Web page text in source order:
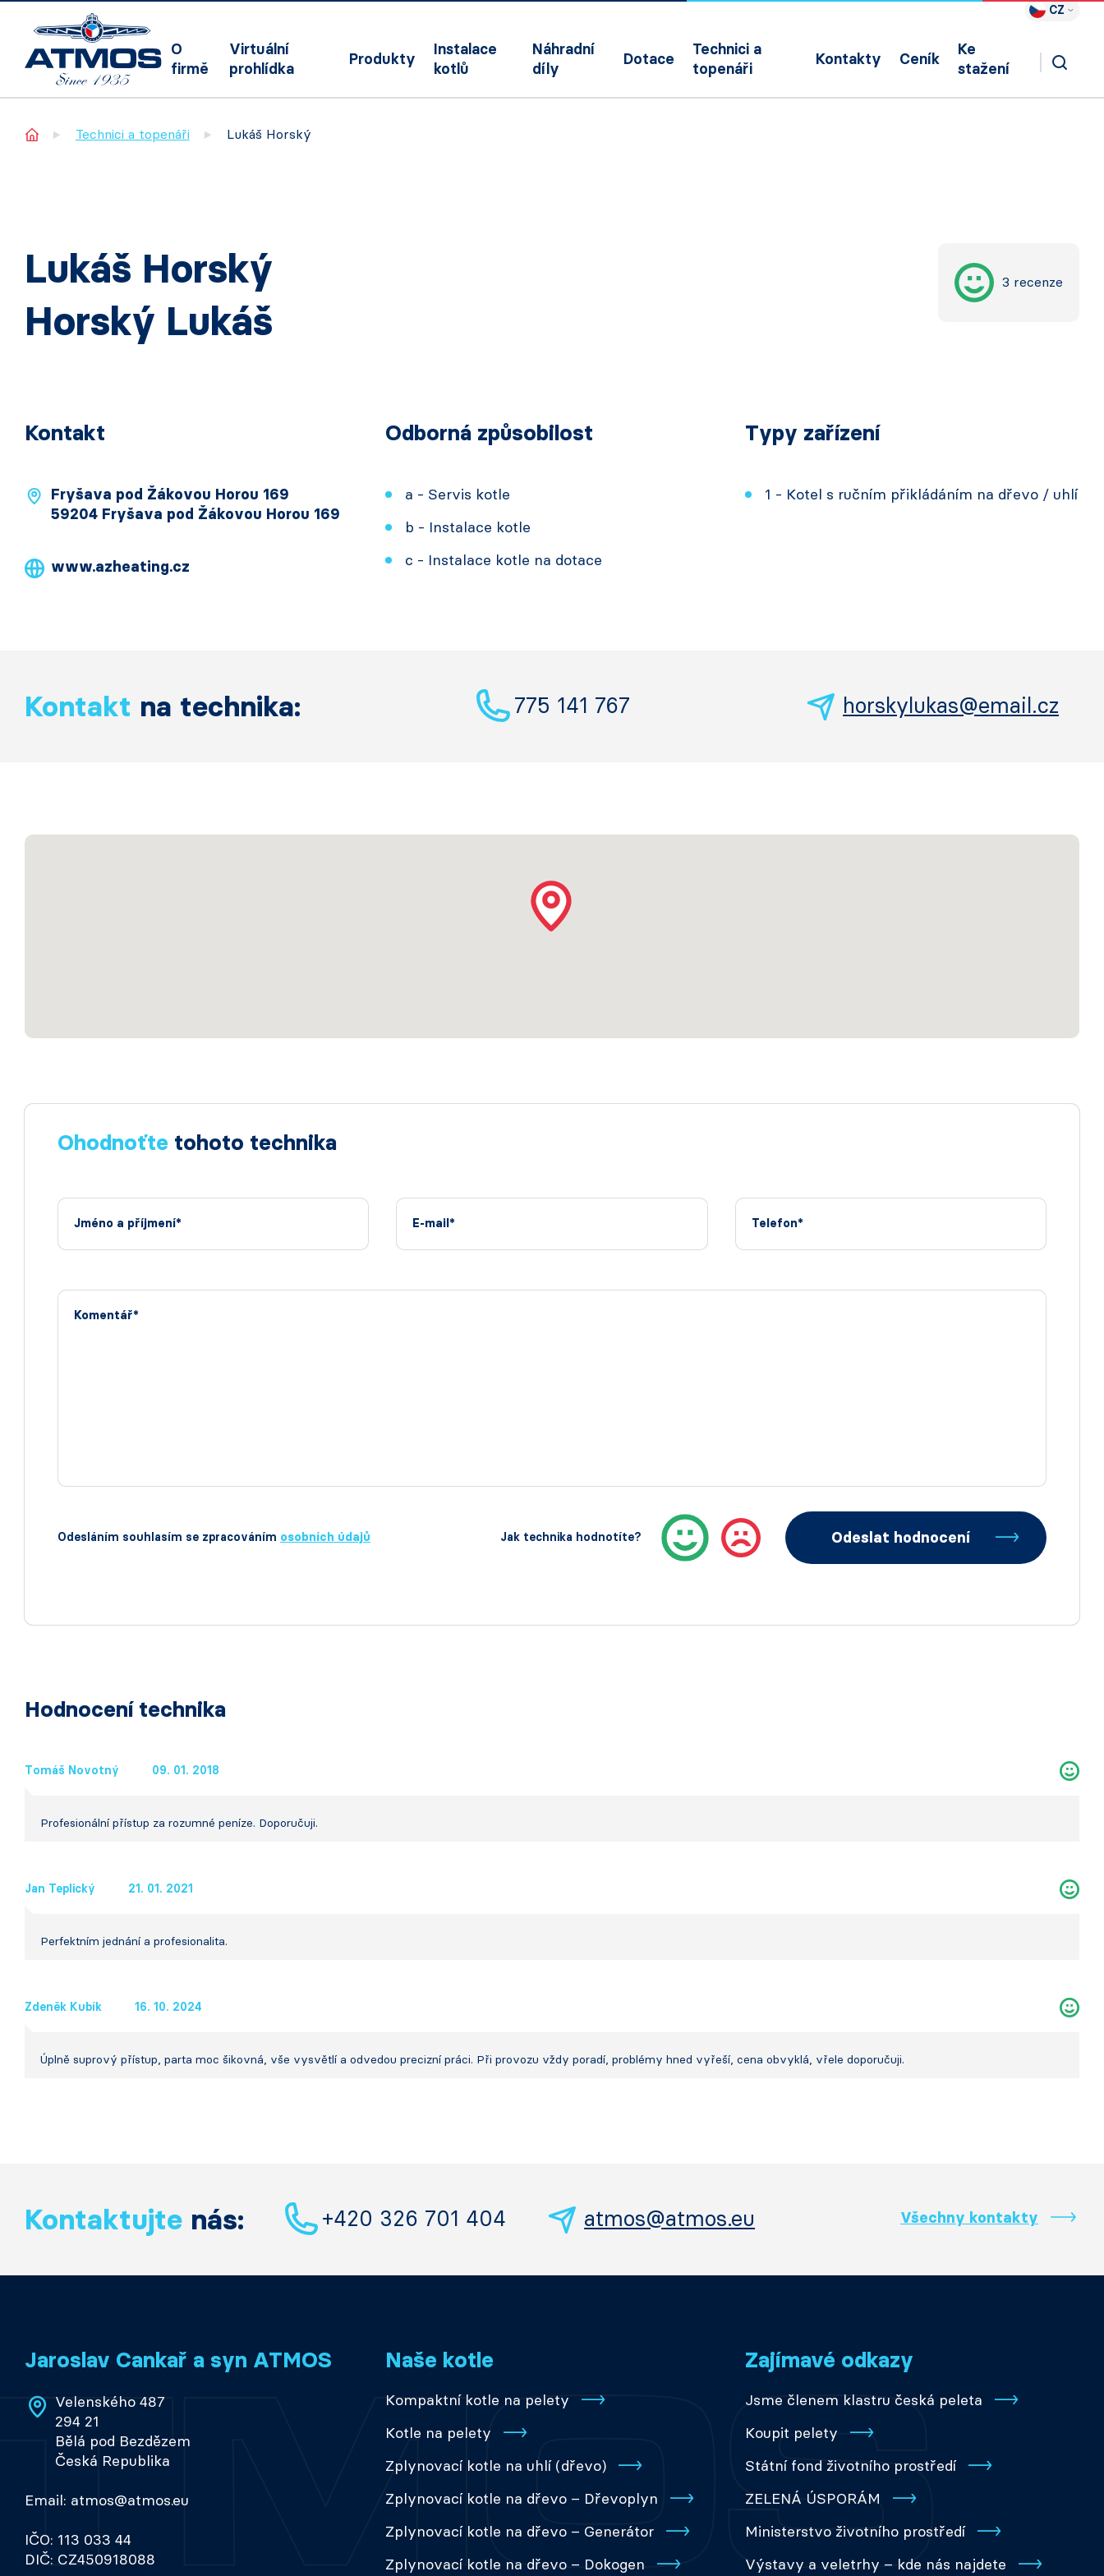
CZ
O
firmě
Virtuální
prohlídka
Produkty
Instalace
kotlů
Náhradní
díly
Dotace
Technici a
topenáři
Kontakty Ceník
Ke
stažení
Home Technici a topenáři Lukáš Horský
Lukáš Horský
Horský Lukáš
3 recenze
Kontakt
Fryšava pod Žákovou Horou 169
59204 Fryšava pod Žákovou Horou 169
www.azheating.cz
Odborná způsobilost
a - Servis kotle
b - Instalace kotle
c - Instalace kotle na dotace
Typy zařízení
1 - Kotel s ručním přikládáním na dřevo / uhlí
Kontakt na technika: 775 141 767 horskylukas@email.cz
Ohodnoťte tohoto technika
Jméno a příjmení* E-mail* Telefon*
Komentář*
Odesláním souhlasím se zpracováním osobních údajů Jak technika hodnotíte? Odeslat hodnocení
Hodnocení technika
Tomáš Novotný 09. 01. 2018
Profesionální přístup za rozumné peníze. Doporučuji.
Jan Teplický 21. 01. 2021
Perfektním jednání a profesionalita.
Zdeněk Kubík 16. 10. 2024
Úplně suprový přístup, parta moc šikovná, vše vysvětlí a odvedou precizní práci. Při provozu vždy poradí, problémy hned vyřeší, cena obvyklá, vřele doporučuji.
Kontaktujte nás: +420 326 701 404 atmos@atmos.eu Všechny kontakty
Jaroslav Cankař a syn ATMOS
Velenského 487
294 21
Bělá pod Bezdězem
Česká Republika
Email: atmos@atmos.eu
IČO: 113 033 44
DIČ: CZ450918088
Naše kotle
Kompaktní kotle na pelety
Kotle na pelety
Zplynovací kotle na uhlí (dřevo)
Zplynovací kotle na dřevo – Dřevoplyn
Zplynovací kotle na dřevo – Generátor
Zplynovací kotle na dřevo – Dokogen
Zajímavé odkazy
Jsme členem klastru česká peleta
Koupit pelety
Státní fond životního prostředí
ZELENÁ ÚSPORÁM
Ministerstvo životního prostředí
Výstavy a veletrhy – kde nás najdete